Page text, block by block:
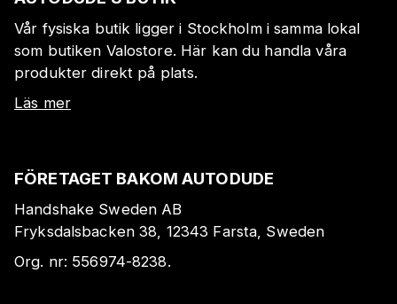
Vår fysiska butik ligger i Stockholm i samma lokal
som butiken Valostore. Här kan du handla våra
produkter direkt på plats.
Läs mer
FÖRETAGET BAKOM AUTODUDE
Handshake Sweden AB
Fryksdalsbacken 38, 12343 Farsta, Sweden
Org. nr: 556974-8238.